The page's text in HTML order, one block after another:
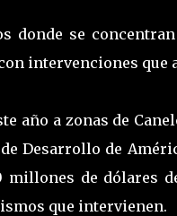
donde se
intervenciones que
año a zonas de
Desarrollo de
millones de dólares
que intervienen.